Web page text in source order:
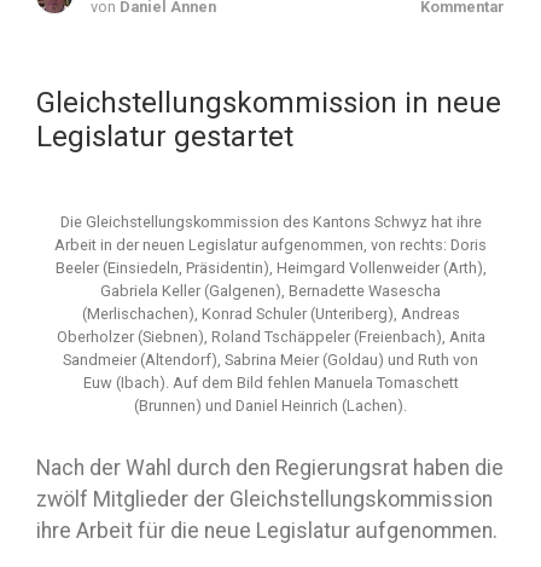
von Daniel Annen
Kommentar
Gleichstellungskommission in neue
Legislatur gestartet
Die Gleichstellungskommission des Kantons Schwyz hat ihre
Arbeit in der neuen Legislatur aufgenommen, von rechts: Doris
Beeler (Einsiedeln, Präsidentin), Heimgard Vollenweider (Arth),
Gabriela Keller (Galgenen), Bernadette Wasescha
(Merlischachen), Konrad Schuler (Unteriberg), Andreas
Oberholzer (Siebnen), Roland Tschäppeler (Freienbach), Anita
Sandmeier (Altendorf), Sabrina Meier (Goldau) und Ruth von
Euw (Ibach). Auf dem Bild fehlen Manuela Tomaschett
(Brunnen) und Daniel Heinrich (Lachen).
Nach der Wahl durch den Regierungsrat haben die
zwölf Mitglieder der Gleichstellungskommission
ihre Arbeit für die neue Legislatur aufgenommen.